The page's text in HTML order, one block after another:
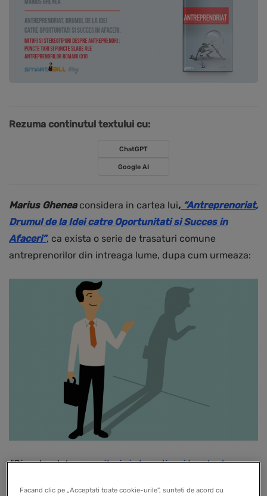
Rezuma continutul textului cu:
ChatGPT
Google AI
Marius Ghenea considera in cartea lui, “Antreprenoriat,
Drumul de la Idei catre Oportunitati si Succes in
Afaceri”, ca exista o serie de trasaturi comune
antreprenorilor din intreaga lume, dupa cum urmeaza:
"Discutand despremituri si stereotipuri legate de
Facand clic pe „Acceptati toate cookie-urile”, sunteti de acord cu